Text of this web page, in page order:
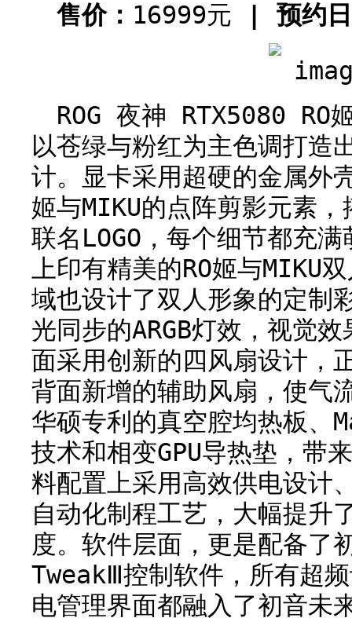
售价： 16999元 | 预约
ROG 夜神 RTX5080 RO
以苍绿与粉红为主色调打造
计。显卡采用超硬的金属外
姬与MIKU的点阵剪影元素
联名LOGO，每个细节都充
上印有精美的RO姬与MIKU
域也设计了双人形象的定制
光同步的ARGB灯效，视觉
面采用创新的四风扇设计，
背面新增的辅助风扇，使气
华硕专利的真空腔均热板
技术和相变GPU导热垫，带
料配置上采用高效供电设计
自动化制程工艺，大幅提升
度。软件层面，更是配备了
TweakⅢ控制软件，所有超
电管理界面都融入了初音未